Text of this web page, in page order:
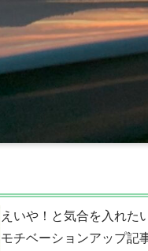
えいや！と気合を入れた
モチベーションアップ記